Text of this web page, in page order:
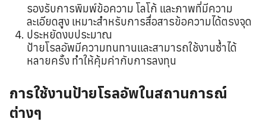
รองรับการพิมพ์ข้อความ โลโก้ และภาพที่มีความ
ละเอียดสูง เหมาะสำหรับการสื่อสารข้อความได้ตรงจุด
ประหยัดงบประมาณ
ป้ายโรลอัพมีความทนทานและสามารถใช้งานซ้ำได้
หลายครั้ง ทำให้คุ้มค่ากับการลงทุน
การใช้งานป้ายโรลอัพในสถานการณ์
ต่างๆ